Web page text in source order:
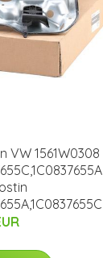
VW 1561W0308